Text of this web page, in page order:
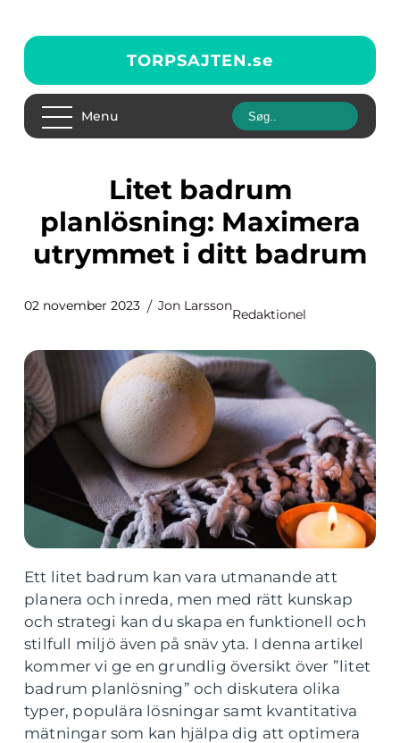
TORPSAJTEN.se
Menu
Litet badrum
planlösning: Maximera
utrymmet i ditt badrum
02 november 2023 Jon Larsson
Redaktionel
Ett litet badrum kan vara utmanande att
planera och inreda, men med rätt kunskap
och strategi kan du skapa en funktionell och
stilfull miljö även på snäv yta. I denna artikel
kommer vi ge en grundlig översikt över ”litet
badrum planlösning” och diskutera olika
typer, populära lösningar samt kvantitativa
mätningar som kan hjälpa dig att optimera